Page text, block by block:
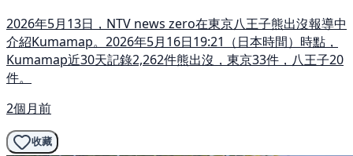
2026年5月13日，NTV news zero在東京八王子熊出沒報導中
介紹Kumamap。2026年5月16日19:21（日本時間）時點，
Kumamap近30天記錄2,262件熊出沒，東京33件，八王子20
件。
2個月前
收藏